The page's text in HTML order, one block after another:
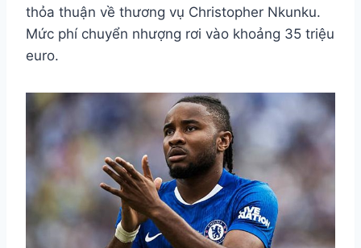
thỏa thuận về thương vụ Christopher Nkunku.
Mức phí chuyển nhượng rơi vào khoảng 35 triệu
euro.